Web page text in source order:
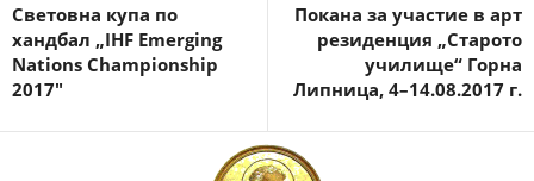
Световна купа по
хандбал „IHF Emerging
Nations Championship
2017″
Покана за участие в арт
резиденция „Старото
училище“ Горна
Липница, 4–14.08.2017 г.